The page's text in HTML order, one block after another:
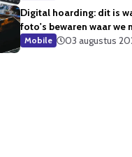
Digital hoarding: dit is
foto's bewaren waar we
Mobile 03 augustus